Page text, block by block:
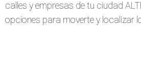
calles y empresas de tu ciudad
opciones para moverte y localizar